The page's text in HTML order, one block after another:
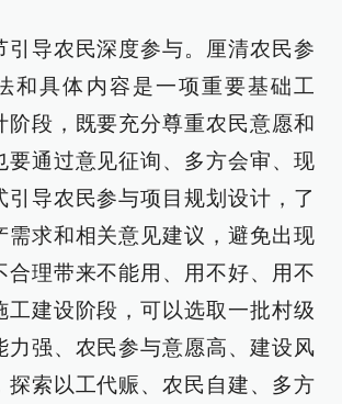
引导农民深度参与。厘清农民参
和具体内容是一项重要基础工
阶段，既要充分尊重农民意愿和
要通过意见征询、多方会审、现
引导农民参与项目规划设计，了
需求和相关意见建议，避免出现
合理带来不能用、用不好、用不
工建设阶段，可以选取一批村级
力强、农民参与意愿高、建设风
探索以工代赈、农民自建、多方